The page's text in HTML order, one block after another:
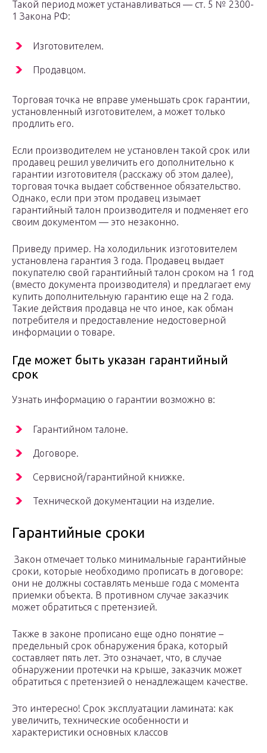
Такой период может устанавливаться — ст. 5 № 2300-
1 Закона РФ:
Изготовителем.
Продавцом.
Торговая точка не вправе уменьшать срок гарантии,
установленный изготовителем, а может только
продлить его.
Если производителем не установлен такой срок или
продавец решил увеличить его дополнительно к
гарантии изготовителя (расскажу об этом далее),
торговая точка выдает собственное обязательство.
Однако, если при этом продавец изымает
гарантийный талон производителя и подменяет его
своим документом — это незаконно.
Приведу пример. На холодильник изготовителем
установлена гарантия 3 года. Продавец выдает
покупателю свой гарантийный талон сроком на 1 год
(вместо документа производителя) и предлагает ему
купить дополнительную гарантию еще на 2 года.
Такие действия продавца не что иное, как обман
потребителя и предоставление недостоверной
информации о товаре.
Где может быть указан гарантийный
срок
Узнать информацию о гарантии возможно в:
Гарантийном талоне.
Договоре.
Сервисной/гарантийной книжке.
Технической документации на изделие.
Гарантийные сроки
Закон отмечает только минимальные гарантийные
сроки, которые необходимо прописать в договоре:
они не должны составлять меньше года с момента
приемки объекта. В противном случае заказчик
может обратиться с претензией.
Также в законе прописано еще одно понятие –
предельный срок обнаружения брака, который
составляет пять лет. Это означает, что, в случае
обнаружении протечки на крыше, заказчик может
обратиться с претензией о ненадлежащем качестве.
Это интересно! Срок эксплуатации ламината: как
увеличить, технические особенности и
характеристики основных классов